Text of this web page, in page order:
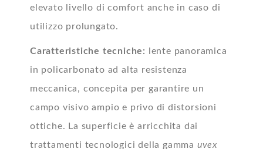
elevato livello di comfort anche in caso di
utilizzo prolungato.
Caratteristiche tecniche:
lente panoramica
in policarbonato ad alta resistenza
meccanica, concepita per garantire un
campo visivo ampio e privo di distorsioni
ottiche. La superficie è arricchita dai
trattamenti tecnologici della gamma uvex